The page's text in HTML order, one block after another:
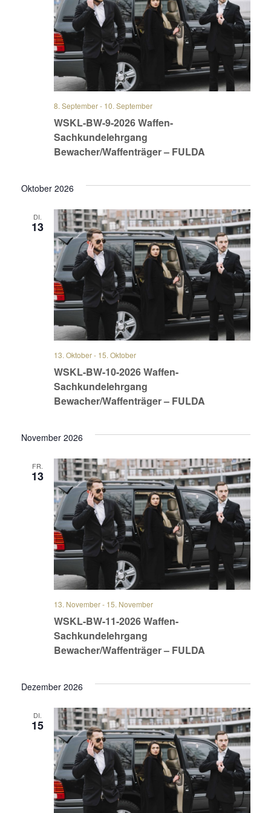
WSKL-BW-9-2026 Waffen-
Sachkundelehrgang
Bewacher/Waffenträger – FULDA
8. September- 10. September
Oktober 2026
DI.
13
WSKL-BW-10-2026 Waffen-
Sachkundelehrgang
Bewacher/Waffenträger – FULDA
13. Oktober- 15. Oktober
November 2026
FR.
13
WSKL-BW-11-2026 Waffen-
Sachkundelehrgang
Bewacher/Waffenträger – FULDA
13. November- 15. November
Dezember 2026
DI.
15